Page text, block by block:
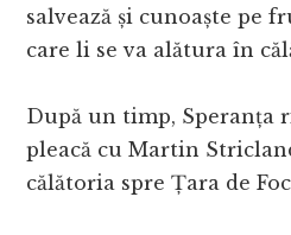
salvează și cunoaște pe
care li se va alătura în
După un timp, Speranța
pleacă cu Martin
călătoria spre Țara de